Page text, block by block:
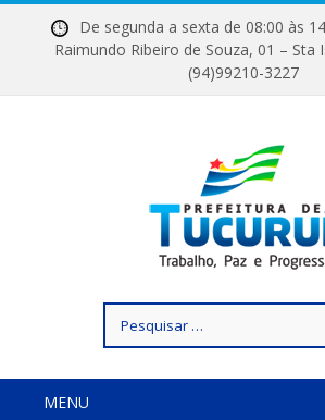
De segunda a sexta de 08:00
Raimundo Ribeiro de Souza, 01 –
(94)99210-3227
por:
MENU